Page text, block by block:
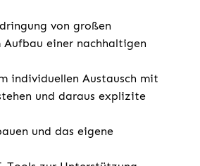
von großen
Aufbau einer nachhaltigen
individuellen Austausch mit
und daraus explizite
und das eigene